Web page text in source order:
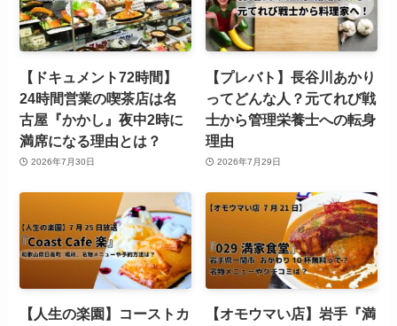
【ドキュメント72時間】
24時間営業の喫茶店は名
古屋『かかし』夜中2時に
満席になる理由とは？
2026年7月30日
【プレバト】長谷川あかり
ってどんな人？元てれび戦
士から管理栄養士への転身
理由
2026年7月29日
【人生の楽園】コーストカ
【オモウマい店】岩手『満